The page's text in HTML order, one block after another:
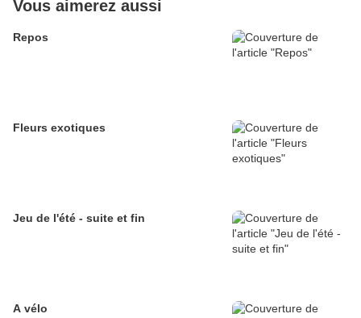
Vous aimerez aussi
Repos
Fleurs exotiques
Jeu de l'été - suite et fin
A vélo